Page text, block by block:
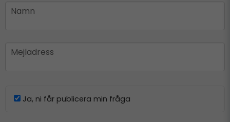
name
Namn
email
Mejladress
Ja, ni får publicera min fråga